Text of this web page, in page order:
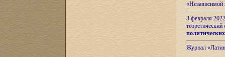
«Независимой
3 февраля
теоретический
Журнал